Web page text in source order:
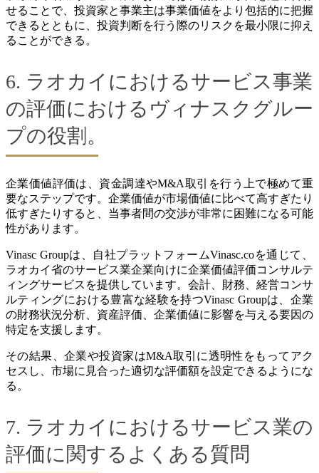
せることで、投資家と事業主は事業価値をより包括的に把握
できるとともに、投資判断を行う際のリスクを最小限に抑え
ることができる。
6. ラオカイにおけるサービス事業
の評価におけるヴィナスクグルー
プの役割。
企業価値評価は、資金調達やM&A取引を行う上で極めて重
要なステップです。企業価値が市場価値に比べて高すぎたり
低すぎたりすると、当事者間の交渉が非常に困難になる可能
性があります。
Vinasc Groupは、自社プラットフォームVinasc.coを通じて、
ラオカイ省のサービス業企業向けに企業価値評価コンサルテ
ィングサービスを提供しています。会計、財務、経営コンサ
ルティングにおける豊富な経験を持つVinasc Groupは、企業
の財務状況分析、資産評価、企業価値に影響を与える要因の
特定を支援します。
その結果、企業や投資家はM&A取引に透明性をもってアク
セスし、市場に見合った適切な評価額を設定できるようにな
る。
7. ラオカイにおけるサービス業の
評価に関するよくある質問